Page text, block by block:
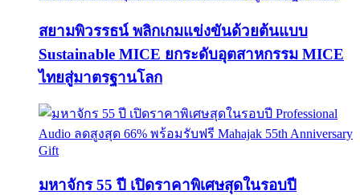
สยามพิวรรธน์ พลิกเกมแข่งขันด้วยต้นแบบ
Sustainable MICE ยกระดับอุตสาหกรรม MICE
ไทยสู่มาตรฐานโลก
มหาจักร 55 ปี เปิดราคาพิเศษสุดในรอบปี